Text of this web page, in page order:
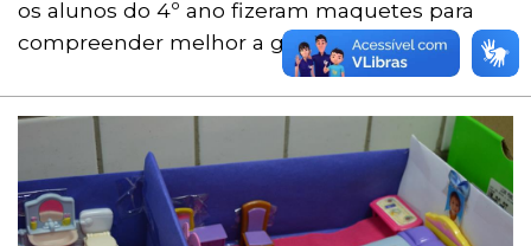
os alunos do 4º ano fizeram maquetes para
compreender melhor a geometria